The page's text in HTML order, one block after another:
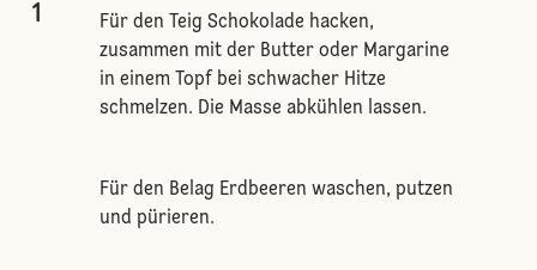
1
Für den Teig Schokolade hacken,
zusammen mit der Butter oder Margarine
in einem Topf bei schwacher Hitze
schmelzen. Die Masse abkühlen lassen.
Für den Belag Erdbeeren waschen, putzen
und pürieren.